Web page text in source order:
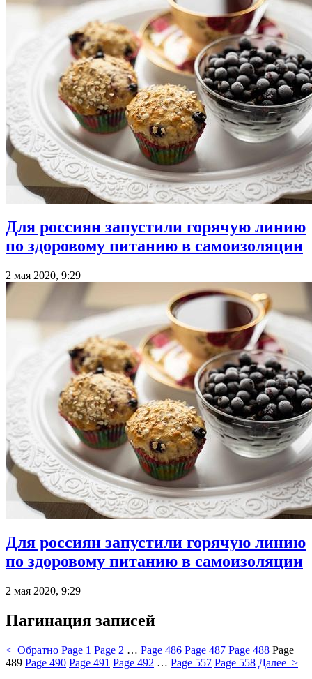
Для россиян запустили горячую линию
по здоровому питанию в самоизоляции
2 мая 2020, 9:29
Для россиян запустили горячую линию
по здоровому питанию в самоизоляции
2 мая 2020, 9:29
Пагинация записей
< Обратно Page 1 Page 2 … Page 486 Page 487 Page 488 Page
489 Page 490 Page 491 Page 492 … Page 557 Page 558 Далее >